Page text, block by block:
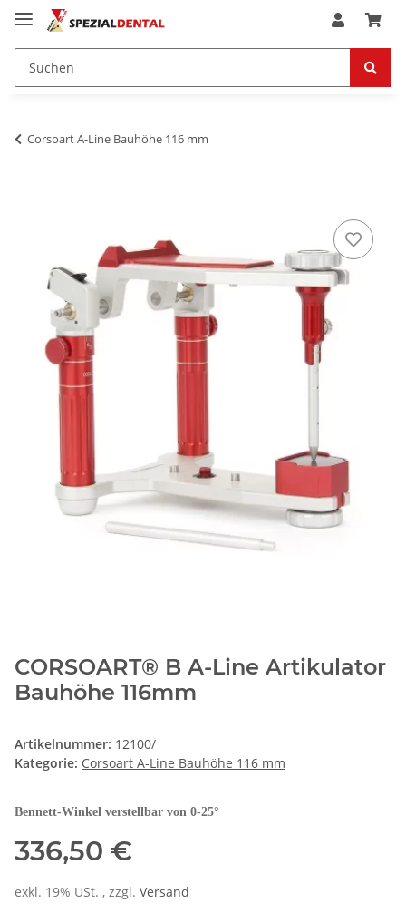
Corsoart A-Line Bauhöhe 116 mm
CORSOART® B A-Line Artikulator
Bauhöhe 116mm
Artikelnummer: 12100/
Kategorie: Corsoart A-Line Bauhöhe 116 mm
Bennett-Winkel verstellbar von 0-25°
336,50 €
exkl. 19% USt. , zzgl. Versand